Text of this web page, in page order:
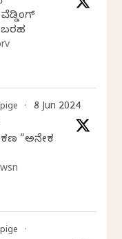
ಬರಹ
· 8 Jun 2024
“ಅನೇಕ
·